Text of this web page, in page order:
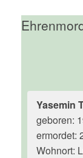
Yasemin
geboren:
ermordet:
Wohnort: